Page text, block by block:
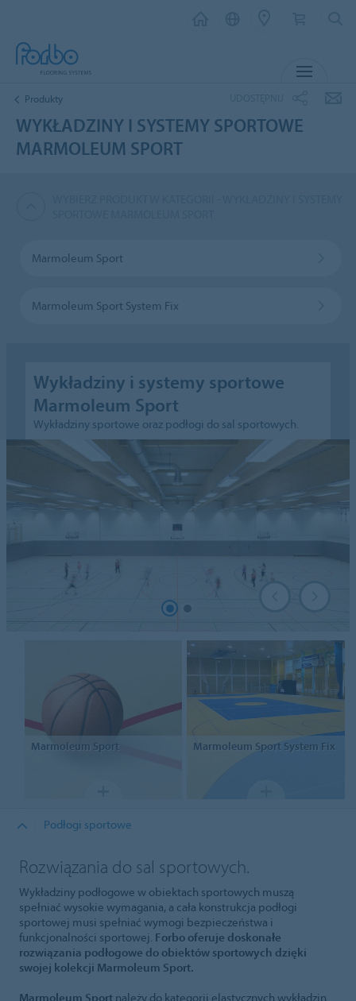
Produkty
WYKŁADZINY I SYSTEMY SPORTOWE
MARMOLEUM SPORT
Marmoleum Sport
Marmoleum Sport System Fix
Wykładziny i systemy sportowe
Marmoleum Sport
Wykładziny sportowe oraz podłogi do sal sportowych.
Marmoleum Sport Marmoleum Sport System Fix
Podłogi sportowe
Rozwiązania do sal sportowych.
Wykładziny podłogowe w obiektach sportowych muszą
spełniać wysokie wymagania, a cała konstrukcja podłogi
sportowej musi spełniać wymogi bezpieczeństwa i
funkcjonalności sportowej. Forbo oferuje doskonałe
rozwiązania podłogowe do obiektów sportowych dzięki
swojej kolekcji Marmoleum Sport.
Marmoleum Sport należy do kategorii elastycznych wykładzin